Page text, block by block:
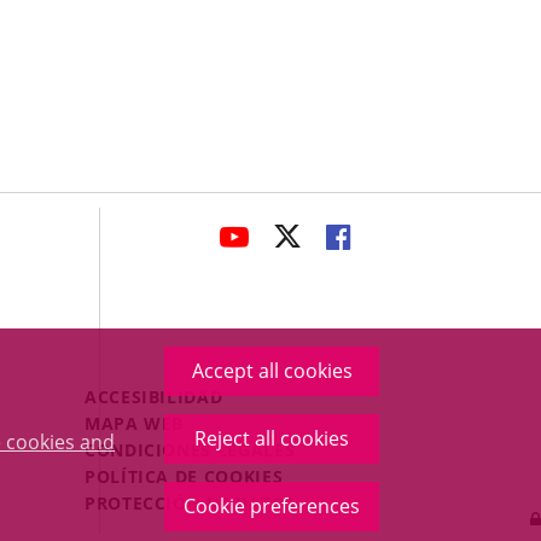
cookies and
Accept all cookies
Reject all cookies
Cookie preferences
LINK
APPLICATION.
LINK
APPLICATION.
LINK
APPLICATION.
Menú
Legal
Footer
ACCESIBILIDAD
MAPA WEB
CONDICIONES LEGALES
POLÍTICA DE COOKIES
PROTECCIÓN DE DATOS